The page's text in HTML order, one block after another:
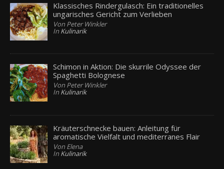
Klassisches Rindergulasch: Ein traditionelles
ungarisches Gericht zum Verlieben
Von Peter Winkler
In Kulinarik
Schimon in Aktion: Die skurrile Odyssee der
Spaghetti Bolognese
Von Peter Winkler
In Kulinarik
Kräuterschnecke bauen: Anleitung für
aromatische Vielfalt und mediterranes Flair
Von Elena
In Kulinarik